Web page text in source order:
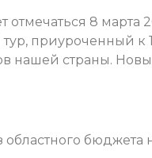
8 марта
приуроченный
нашей страны.
областного